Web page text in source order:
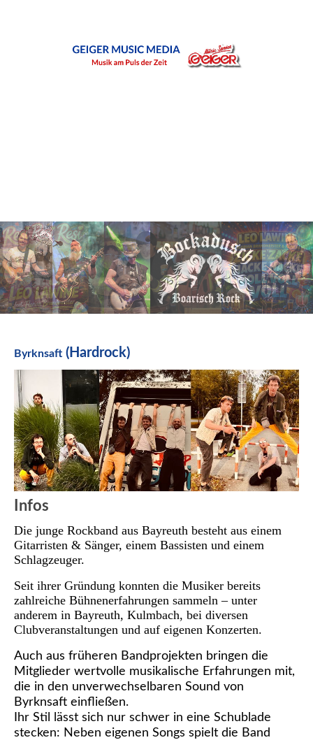
Byrknsaft (Hardrock)
Infos
Die junge Rockband aus Bayreuth besteht aus einem
Gitarristen & Sänger, einem Bassisten und einem
Schlagzeuger.
Seit ihrer Gründung konnten die Musiker bereits
zahlreiche Bühnenerfahrungen sammeln – unter
anderem in Bayreuth, Kulmbach, bei diversen
Clubveranstaltungen und auf eigenen Konzerten.
Auch aus früheren Bandprojekten bringen die
Mitglieder wertvolle musikalische Erfahrungen mit,
die in den unverwechselbaren Sound von
Byrknsaft einfließen.
Ihr Stil lässt sich nur schwer in eine Schublade
stecken: Neben eigenen Songs spielt die Band